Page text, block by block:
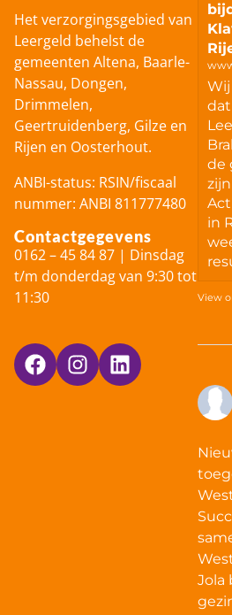
Het verzorgingsgebied van
Leergeld behelst de
gemeenten Altena, Baarle-
Nassau, Dongen,
Drimmelen,
Geertruidenberg, Gilze en
Rijen en Oosterhout.
ANBI-status: RSIN/fiscaal
nummer: ANBI 811777480
Contactgegevens
0162 – 45 84 87 | Dinsdag
t/m donderdag van 9:30 tot
11:30
de
in
View
Jola